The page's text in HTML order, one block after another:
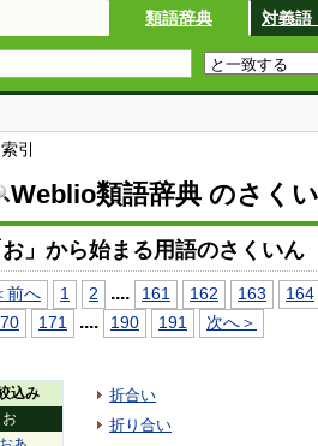
類語辞典 対義語
引
Weblio類語辞典 のさく
お」から始まる用語のさくいん
前へ 1 2 .... 161 162 163
164
171 .... 190 191 次へ＞
込み
お
折合い
折り合い